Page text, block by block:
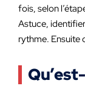
fois, selon
Astuce,
rythme. Ensuite